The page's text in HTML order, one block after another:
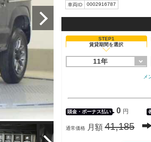
車両ID 0002916787
STEP1
賃貸期間を選択
11年
メ
頭金・ボーナス払い 0 円
通常価格 月額 41,185